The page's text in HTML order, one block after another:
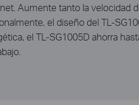
Aumente tanto la velocidad
el diseño del TL-
el TL-SG1005D ahorra